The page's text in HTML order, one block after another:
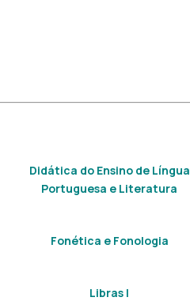
Didática do Ensino de Língua
Portuguesa e Literatura
Fonética e Fonologia
Libras I